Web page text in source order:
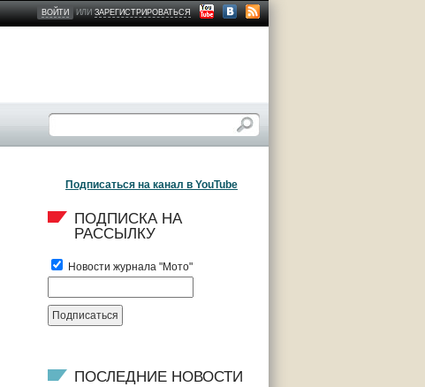
ВОЙТИ ИЛИЗАРЕГИСТРИРОВАТЬСЯ
Подписаться на канал в YouTube
ПОДПИСКА НА
РАССЫЛКУ
Новости журнала "Мото"
ПОСЛЕДНИЕ НОВОСТИ